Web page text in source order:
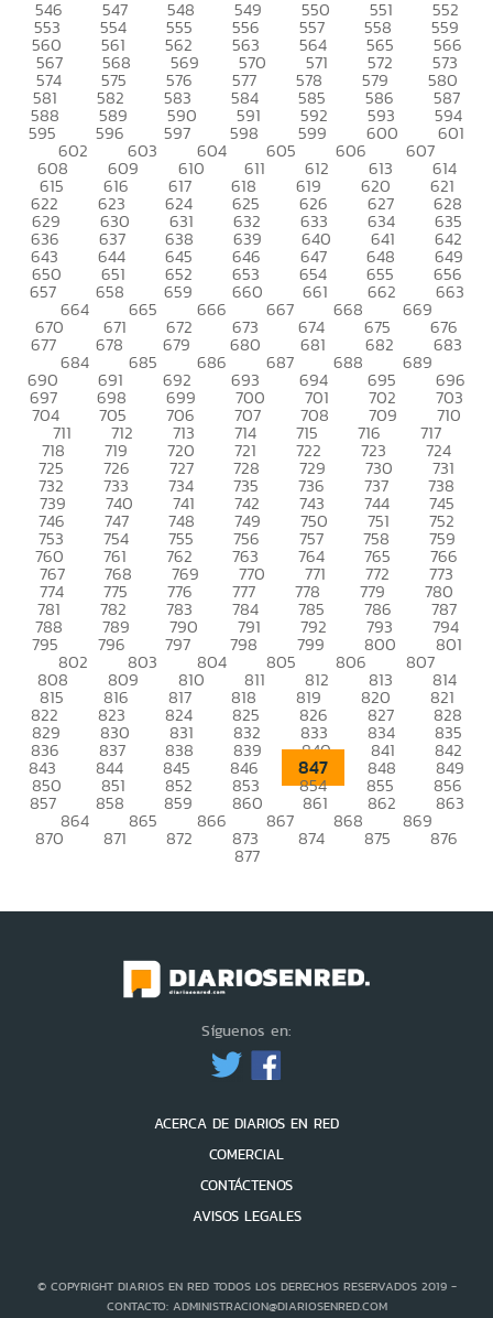
546 547 548 549 550 551 552
553 554 555 556 557 558 559
560 561 562 563 564 565 566
567 568 569 570 571 572 573
574 575 576 577 578 579 580
581 582 583 584 585 586 587
588 589 590 591 592 593 594
595 596 597 598 599 600 601
602 603 604 605 606 607
608 609 610 611 612 613 614
615 616 617 618 619 620 621
622 623 624 625 626 627 628
629 630 631 632 633 634 635
636 637 638 639 640 641 642
643 644 645 646 647 648 649
650 651 652 653 654 655 656
657 658 659 660 661 662 663
664 665 666 667 668 669
670 671 672 673 674 675 676
677 678 679 680 681 682 683
684 685 686 687 688 689
690 691 692 693 694 695 696
697 698 699 700 701 702 703
704 705 706 707 708 709 710
711 712 713 714 715 716 717
718 719 720 721 722 723 724
725 726 727 728 729 730 731
732 733 734 735 736 737 738
739 740 741 742 743 744 745
746 747 748 749 750 751 752
753 754 755 756 757 758 759
760 761 762 763 764 765 766
767 768 769 770 771 772 773
774 775 776 777 778 779 780
781 782 783 784 785 786 787
788 789 790 791 792 793 794
795 796 797 798 799 800 801
802 803 804 805 806 807
808 809 810 811 812 813 814
815 816 817 818 819 820 821
822 823 824 825 826 827 828
829 830 831 832 833 834 835
836 837 838 839 840 841 842
843 844 845 846 847 848 849
850 851 852 853 854 855 856
857 858 859 860 861 862 863
864 865 866 867 868 869
870 871 872 873 874 875 876
877
Síguenos en:
ACERCA DE DIARIOS EN RED
COMERCIAL
CONTÁCTENOS
AVISOS LEGALES
© COPYRIGHT DIARIOS EN RED TODOS LOS DERECHOS RESERVADOS 2019 -
CONTACTO: ADMINISTRACION@DIARIOSENRED.COM